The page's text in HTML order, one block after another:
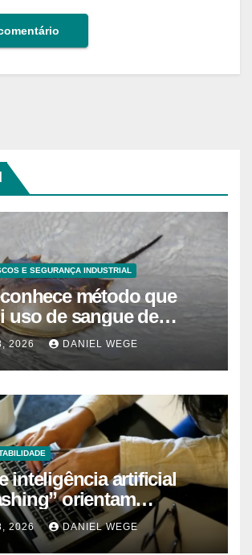
E SEGURANÇA INDUSTRIAL
método que
uso de sangue de
ferradura em testes
2026 DANIEL WEGE
inteligência artificial
orientam
2026 DANIEL WEGE